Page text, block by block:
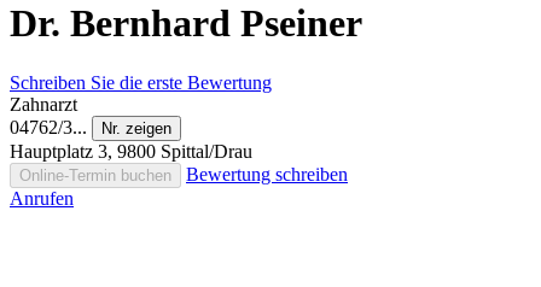
Dr. Bernhard Pseiner
Schreiben Sie die erste Bewertung
Zahnarzt
04762/3...
Nr. zeigen
Hauptplatz 3, 9800 Spittal/Drau
Online-Termin buchen
Bewertung schreiben
Anrufen